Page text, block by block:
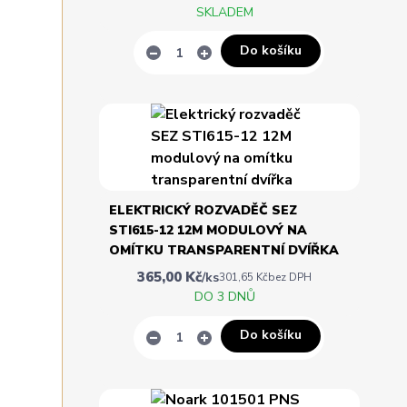
SKLADEM
Do košíku
ELEKTRICKÝ ROZVADĚČ SEZ
STI615-12 12M MODULOVÝ NA
OMÍTKU TRANSPARENTNÍ DVÍŘKA
365,00 Kč/ks301,65 Kčbez DPH
DO 3 DNŮ
Do košíku